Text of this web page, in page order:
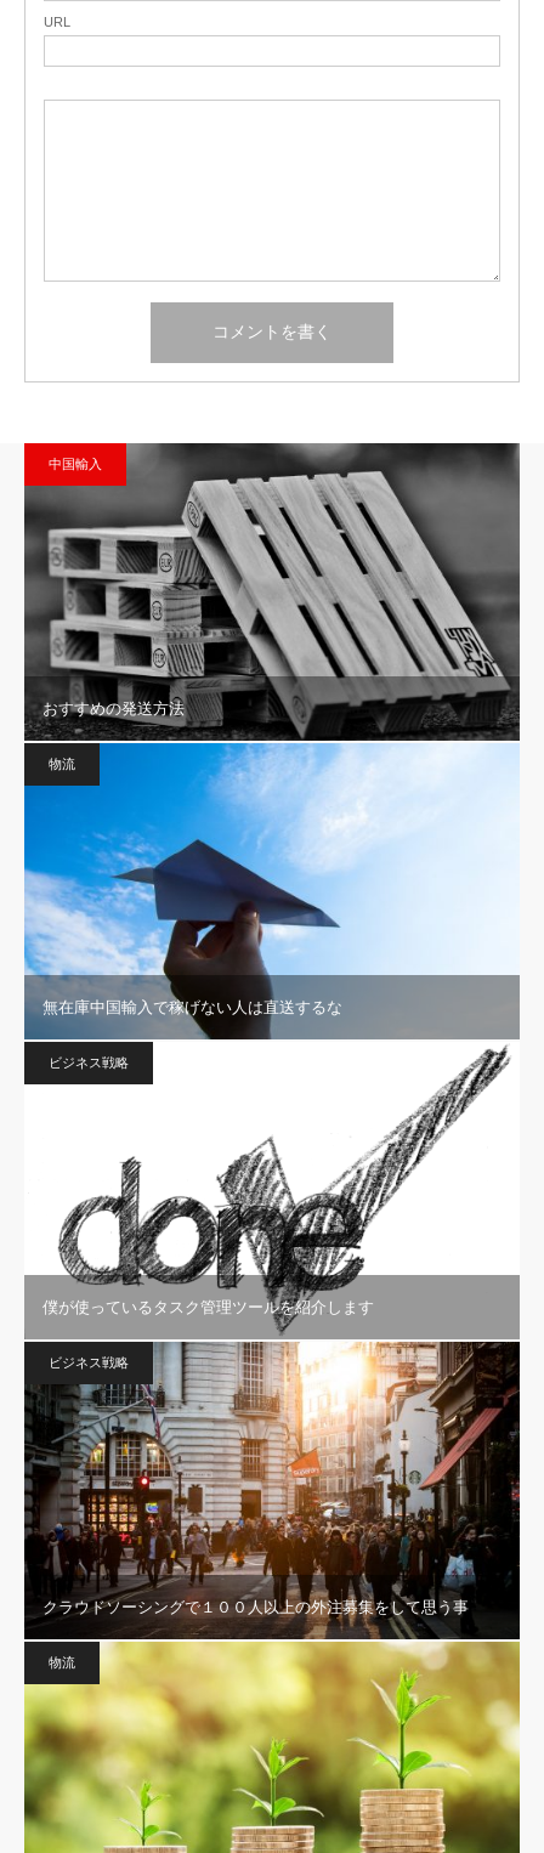
URL
中国輸入
おすすめの発送方法
物流
無在庫中国輸入で稼げない人は直送するな
ビジネス戦略
僕が使っているタスク管理ツールを紹介します
ビジネス戦略
クラウドソーシングで１００人以上の外注募集をして思う事
物流